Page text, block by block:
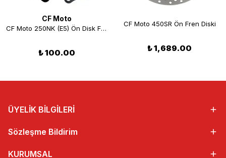
CF Moto
CF Moto 250NK (E5) Ön Disk Fren Balatası
₺ 100.00
CF Moto 450SR Ön Fren Diski
₺ 1,689.00
ÜYELİK BİLGİLERİ
Sözleşme Bildirim
KURUMSAL